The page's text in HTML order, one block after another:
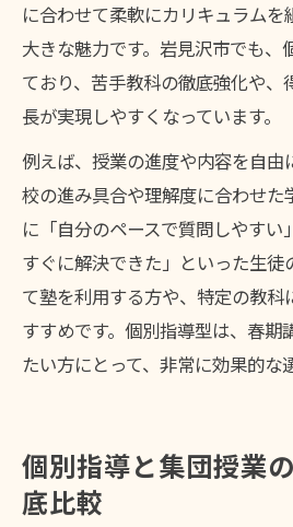
に合わせて柔軟にカリキュラム
大きな魅力です。岩見沢市でも、
ており、苦手教科の徹底強化や、
長が実現しやすくなっています。
例えば、授業の進度や内容を自由
校の進み具合や理解度に合わせた
に「自分のペースで質問しやすい
すぐに解決できた」といった生徒
て塾を利用する方や、特定の教
すすめです。個別指導型は、春期
たい方にとって、非常に効果的な
個別指導と集団授業
底比較